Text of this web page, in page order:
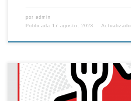
por admin
Publicada 17 agosto, 2023 Actualizado